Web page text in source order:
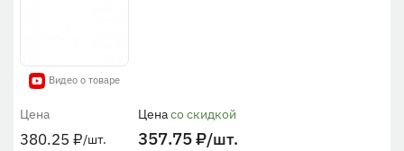
Видео о товаре
Цена
380.25 ₽/шт.
Ценасо скидкой
357.75₽/шт.